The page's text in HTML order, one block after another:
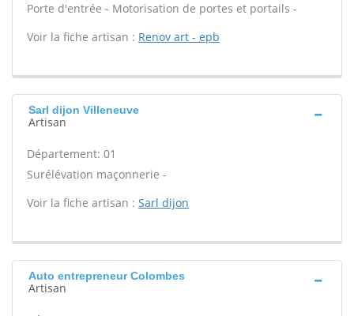
Porte d'entrée - Motorisation de portes et portails -
Voir la fiche artisan : Renov art - epb
Sarl dijon Villeneuve
Artisan
Département: 01
Surélévation maçonnerie -
Voir la fiche artisan : Sarl dijon
Auto entrepreneur Colombes
Artisan